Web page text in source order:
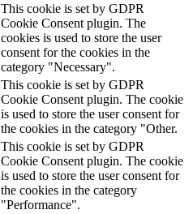
This cookie is set by GDPR
Cookie Consent plugin. The
cookies is used to store the user
consent for the cookies in the
category "Necessary".
This cookie is set by GDPR
Cookie Consent plugin. The cookie
is used to store the user consent for
the cookies in the category "Other.
This cookie is set by GDPR
Cookie Consent plugin. The cookie
is used to store the user consent for
the cookies in the category
"Performance".